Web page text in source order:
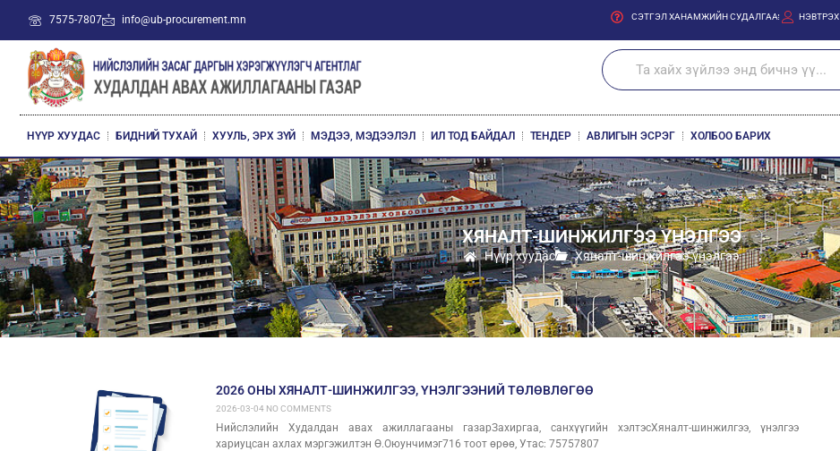
7575-7807 info@ub-procurement.mn СЭТГЭЛ ХАНАМЖИЙН СУДАЛГАА НЭВТРЭХ
НҮҮР ХУУДАС БИДНИЙ ТУХАЙ ХУУЛЬ, ЭРХ ЗҮЙ МЭДЭЭ, МЭДЭЭЛЭЛ ИЛ ТОД БАЙДАЛ ТЕНДЕР АВЛИГЫН ЭСРЭГ ХОЛБОО БАРИХ
ХЯНАЛТ-ШИНЖИЛГЭЭ ҮНЭЛГЭЭ
Нүүр хуудас Хяналт-шинжилгээ үнэлгээ
2026 ОНЫ ХЯНАЛТ-ШИНЖИЛГЭЭ, ҮНЭЛГЭЭНИЙ ТӨЛӨВЛӨГӨӨ
2026-03-04 NO COMMENTS
Нийслэлийн Худалдан авах ажиллагааны газарЗахиргаа, санхүүгийн хэлтэсХяналт-шинжилгээ, үнэлгээ
хариуцсан ахлах мэргэжилтэн Ө.Оюунчимэг716 тоот өрөө, Утас: 75757807